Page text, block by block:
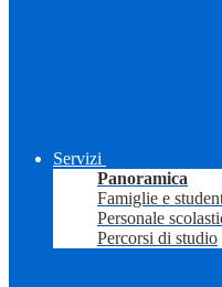
Servizi
Panoramica
Famiglie e
Personale
Percorsi di studio